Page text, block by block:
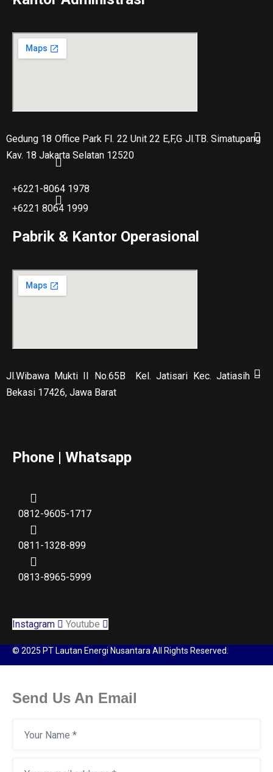
Gedung 18 Office Park Fl. 22 Unit 22 E,F,G Jl.TB. Simatupang
Kav. 18 Jakarta Selatan 12520
+6221-8064 1978
+6221 8064 1999
Pabrik & Kantor Operasional
Jl.Wibawa Mukti II No.65B
Kel. Jatisari Kec. Jatiasih –
Bekasi 17426, Jawa Barat
Phone | Whatsapp
0812-9605-1717
0811-1328-899
0813-8965-5999
Instagram Youtube
© 2025 PT Lautan Energi Nusantara All Rights Reserved.
Send Us An Email